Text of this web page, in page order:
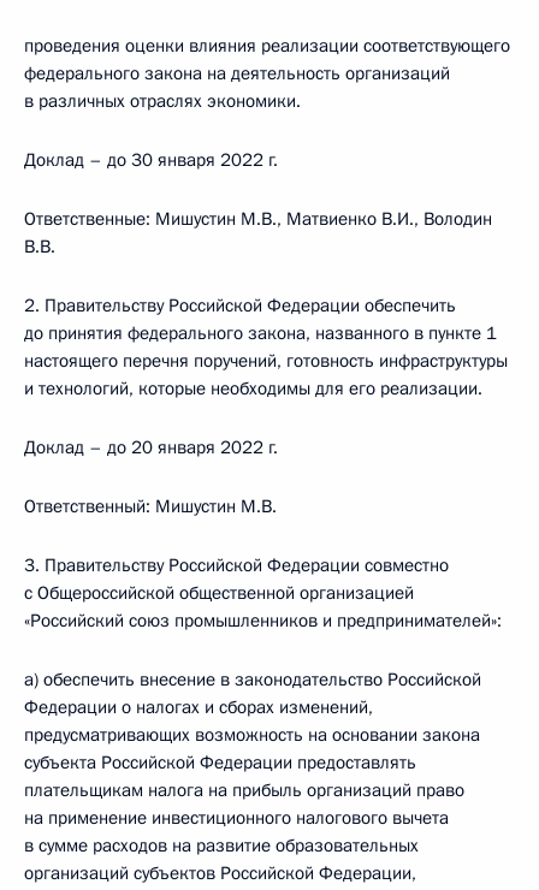
проведения оценки влияния реализации соответствующего
федерального закона на деятельность организаций
в различных отраслях экономики.
Доклад – до 30 января 2022 г.
Ответственные: Мишустин М.В., Матвиенко В.И., Володин
В.В.
2. Правительству Российской Федерации обеспечить
до принятия федерального закона, названного в пункте 1
настоящего перечня поручений, готовность инфраструктуры
и технологий, которые необходимы для его реализации.
Доклад – до 20 января 2022 г.
Ответственный: Мишустин М.В.
3. Правительству Российской Федерации совместно
с Общероссийской общественной организацией
«Российский союз промышленников и предпринимателей»:
а) обеспечить внесение в законодательство Российской
Федерации о налогах и сборах изменений,
предусматривающих возможность на основании закона
субъекта Российской Федерации предоставлять
плательщикам налога на прибыль организаций право
на применение инвестиционного налогового вычета
в сумме расходов на развитие образовательных
организаций субъектов Российской Федерации,